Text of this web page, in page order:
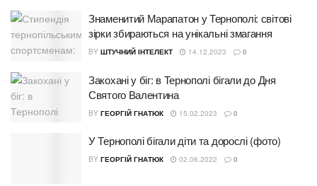
Знаменитий Марапатон у Тернополі: світові
зірки збираються на унікальні змагання
BY ШТУЧНИЙ ІНТЕЛЕКТ 14.12.2023 0
Закохані у біг: в Тернополі бігали до Дня
Святого Валентина
BY ГЕОРГІЙ ГНАТЮК 15.02.2023 0
У Тернополі бігали діти та дорослі (фото)
BY ГЕОРГІЙ ГНАТЮК 02.06.2022 0